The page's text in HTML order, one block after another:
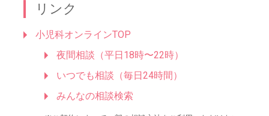
リンク
小児科オンラインTOP
夜間相談（平日18時〜22時）
いつでも相談（毎日24時間）
みんなの相談検索